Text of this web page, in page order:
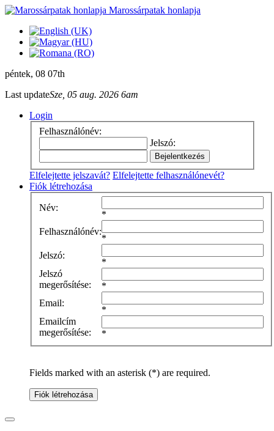
Marossárpatak honlapja
péntek, 08 07th
Last updateSze, 05 aug. 2026 6am
Login
Felhasználónév:
Jelszó:
Elfelejtette jelszavát? Elfelejtette felhasználónevét?
Fiók létrehozása
Név:
*
Felhasználónév:
*
Jelszó:
*
Jelszó
megerősítése:
*
Email:
*
Emailcím
megerősítése:
*
Fields marked with an asterisk (*) are required.
Fiók létrehozása